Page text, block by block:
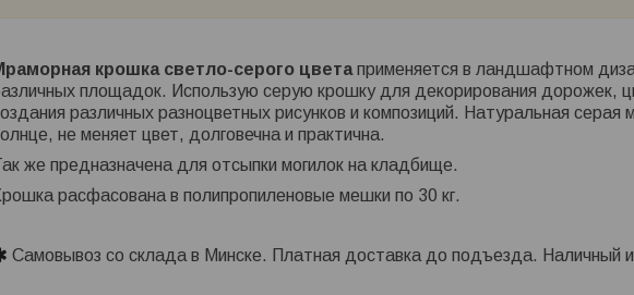
крошка светло-серого цветаприменяется в ландшафтном
площадок. Использую серую крошку для декорирования дорожек,
различных разноцветных рисунков и композиций. Натуральная
не меняет цвет, долговечна и практична.
же предназначена для отсыпки могилок на кладбище.
расфасована в полипропиленовые мешки по 30 кг.
Самовывоз со склада в Минске. Платная доставка до подъезда. Наличный